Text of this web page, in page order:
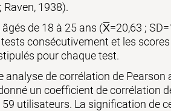
1938).
de 18 à 25 ans (X̅=20,63 ;
consécutivement et les
pour chaque test.
de corrélation de Pearson
un coefficient de corrélation
utilisateurs. La signification de